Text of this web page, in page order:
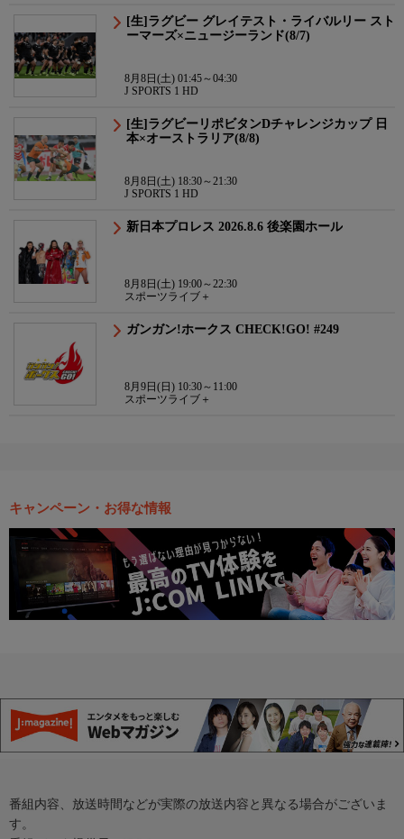
[生]ラグビー グレイテスト・ライバルリー スト
ーマーズ×ニュージーランド(8/7)
8月8日(土) 01:45～04:30
J SPORTS 1 HD
[生]ラグビーリポビタンDチャレンジカップ 日
本×オーストラリア(8/8)
8月8日(土) 18:30～21:30
J SPORTS 1 HD
新日本プロレス 2026.8.6 後楽園ホール
8月8日(土) 19:00～22:30
スポーツライブ＋
ガンガン!ホークス CHECK!GO! #249
8月9日(日) 10:30～11:00
スポーツライブ＋
キャンペーン・お得な情報
番組内容、放送時間などが実際の放送内容と異なる場合がございま
す。